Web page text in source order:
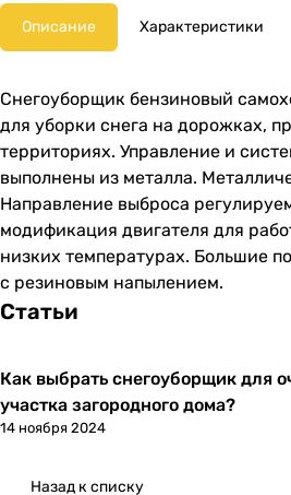
Описание Характеристики
Снегоуборщик бензиновый
для уборки снега на дорожках,
территориях. Управление и
выполнены из металла.
Направление выброса
модификация двигателя для
низких температурах. Большие
с резиновым напылением.
Статьи
Как выбрать снегоуборщик для
участка загородного дома?
14 ноября 2024
Назад к списку